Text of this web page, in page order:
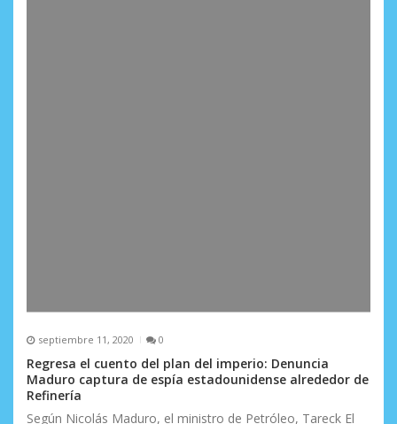
septiembre 11, 2020 0
Regresa el cuento del plan del imperio: Denuncia
Maduro captura de espía estadounidense alrededor de
Refinería
Según Nicolás Maduro, el ministro de Petróleo, Tareck El